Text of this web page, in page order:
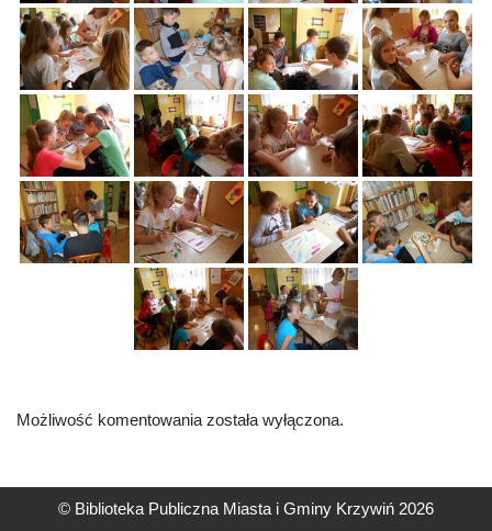
Możliwość komentowania została wyłączona.
© Biblioteka Publiczna Miasta i Gminy Krzywiń 2026